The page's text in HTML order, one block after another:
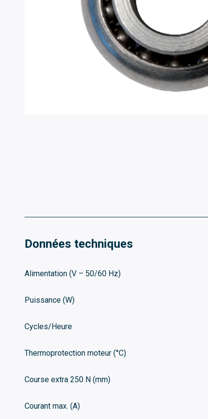
Données techniques
Alimentation (V – 50/60 Hz)
Puissance (W)
Cycles/Heure
Thermoprotection moteur (°C)
Course extra 250 N (mm)
Courant max. (A)